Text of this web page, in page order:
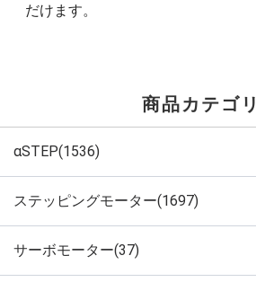
だけます。
商品カテゴリ
αSTEP(1536)
ステッピングモーター(1697)
サーボモーター(37)